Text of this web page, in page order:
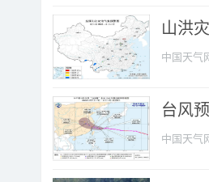
山洪
中国天气
台风
中国天气